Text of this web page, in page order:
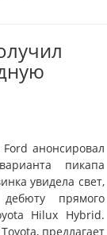
анонсировал
пикапа
увидела свет,
прямого
Hilux Hybrid.
предлагает